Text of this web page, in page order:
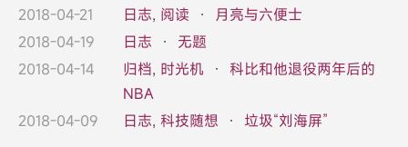
2018-04-21 日志, 阅读 · 月亮与六便士
2018-04-19
日志 · 无题
2018-04-14
归档, 时光机 · 科比和他退役两年后的
NBA
2018-04-09
日志, 科技随想 · 垃圾“刘海屏”